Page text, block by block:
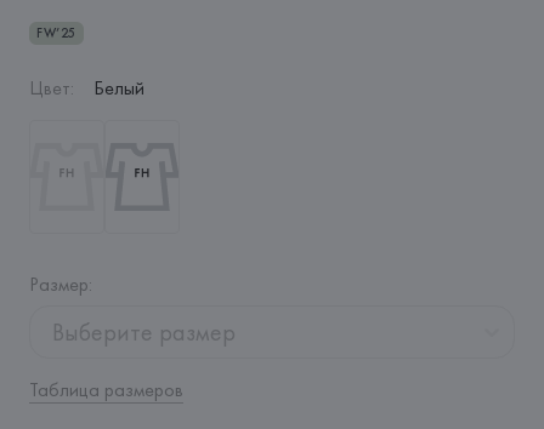
FW’25
Цвет: Белый
Размер:
Выберите размер
Таблица размеров